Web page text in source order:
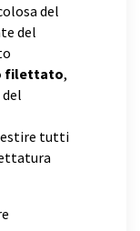
del
del
filettato,
tutti